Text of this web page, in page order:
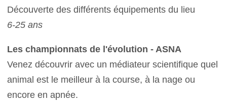
Découverte des différents équipements du lieu
6-25 ans
Les championnats de l'évolution - ASNA
Venez découvrir avec un médiateur scientifique quel
animal est le meilleur à la course, à la nage ou
encore en apnée.